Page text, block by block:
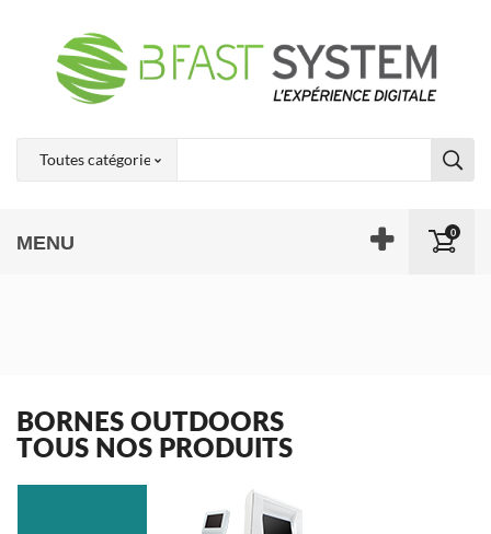
MENU 0
BORNES OUTDOORS
TOUS NOS PRODUITS